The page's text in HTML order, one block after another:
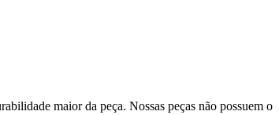
maior da peça. Nossas peças não possuem o